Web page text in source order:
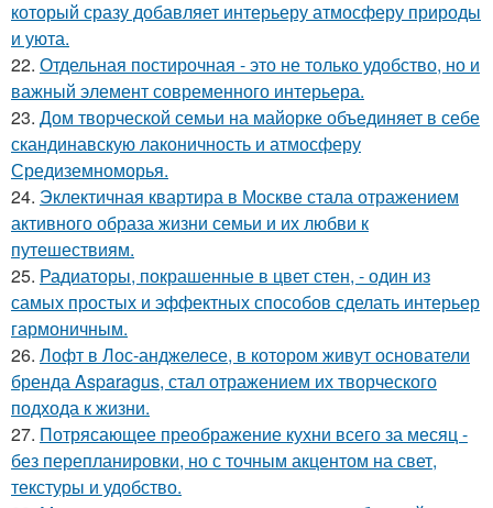
который сразу добавляет интерьеру атмосферу природы
и уюта.
22. Отдельная постирочная - это не только удобство, но и
важный элемент современного интерьера.
23. Дом творческой семьи на майорке объединяет в себе
скандинавскую лаконичность и атмосферу
Средиземноморья.
24. Эклектичная квартира в Москве стала отражением
активного образа жизни семьи и их любви к
путешествиям.
25. Радиаторы, покрашенные в цвет стен, - один из
самых простых и эффектных способов сделать интерьер
гармоничным.
26. Лофт в Лос-анджелесе, в котором живут основатели
бренда Asparagus, стал отражением их творческого
подхода к жизни.
27. Потрясающее преображение кухни всего за месяц -
без перепланировки, но с точным акцентом на свет,
текстуры и удобство.